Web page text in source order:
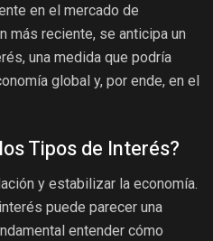
en el mercado de
más reciente, se anticipa un
una medida que podría
global y, por ende, en el
Tipos de Interés?
y estabilizar la economía.
puede parecer una
entender cómo